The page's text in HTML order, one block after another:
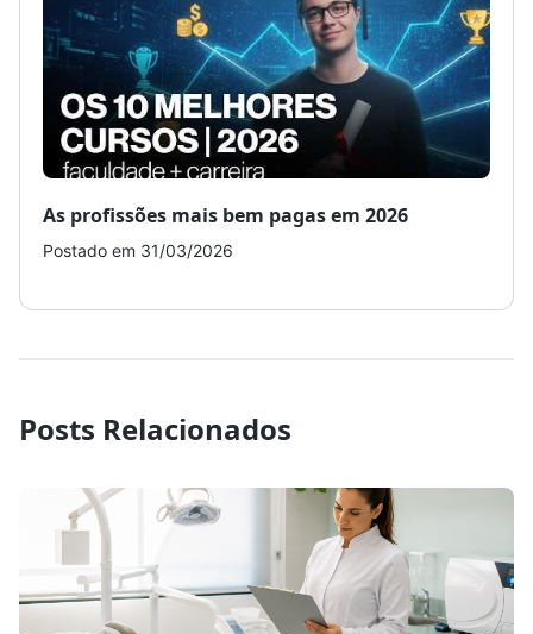
As profissões mais bem pagas em 2026
Postado em 31/03/2026
Posts Relacionados